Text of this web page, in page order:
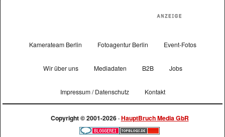
Kamerateam Berlin Fotoagentur Berlin Event-Fotos
Wir über uns Mediadaten B2B Jobs
Impressum / Datenschutz Kontakt
Copyright © 2001-2026 ·HauptBruch Media GbR